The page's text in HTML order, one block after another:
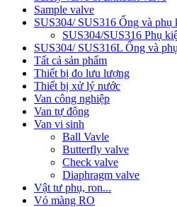
Sample valve
SUS304/ SUS316 Ống và phụ
SUS304/SUS316 Phụ
SUS304/ SUS316L Ống và
Tất cả sản phẩm
Thiết bị đo lưu lượng
Thiết bị xử lý nước
Van công nghiệp
Van tự động
Van vi sinh
Ball Vavle
Butterfly valve
Check valve
Diaphragm valve
Vật tư phụ, ron...
Vỏ màng RO